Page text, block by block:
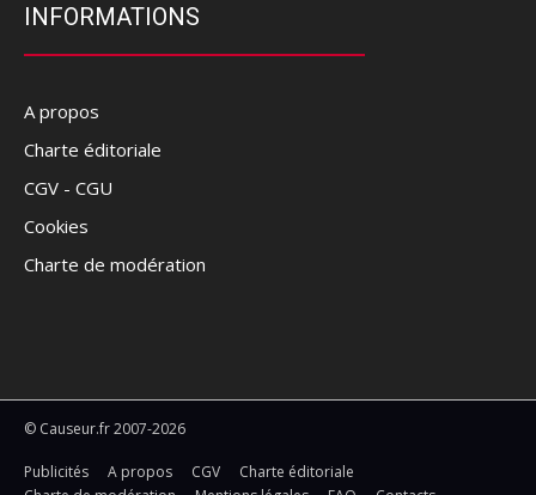
INFORMATIONS
A propos
Charte éditoriale
CGV - CGU
Cookies
Charte de modération
© Causeur.fr 2007-2026
Publicités A propos CGV
Charte éditoriale